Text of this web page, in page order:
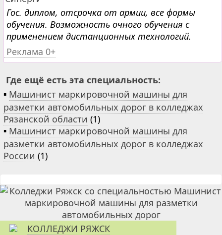
Гос. диплом, отсрочка от армии, все формы
обучения. Возможность очного обучения с
применением дистанционных технологий.
Реклама 0+
Где ещё есть эта специальность:
▪ Машинист маркировочной машины для
разметки автомобильных дорог в колледжах
Рязанской области (1)
▪ Машинист маркировочной машины для
разметки автомобильных дорог в колледжах
России (1)
КОЛЛЕДЖИ РЯЖСК